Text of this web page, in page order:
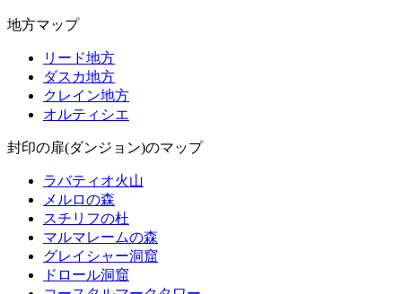
地方マップ
リード地方
ダスカ地方
クレイン地方
オルティシエ
封印の扉(ダンジョン)のマップ
ラバティオ火山
メルロの森
スチリフの杜
マルマレームの森
グレイシャー洞窟
ドロール洞窟